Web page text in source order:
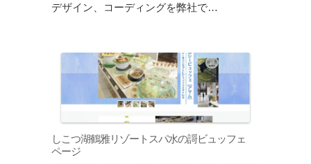
デザイン、コーディングを弊社で…
しこつ湖鶴雅リゾートスパ水の謌ビュッフェ
ページ